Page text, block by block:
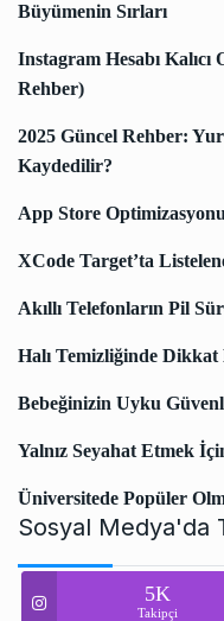
Büyümenin Sırları
Instagram Hesabı
Rehber)
2025 Güncel Rehber:
Kaydedilir?
App Store
XCode Target’ta
Akıllı Telefonların Pil
Halı Temizliğinde Dikkat
Bebeğinizin Uyku
Yalnız Seyahat Etmek
Üniversitede Popüler
Sosyal Medya'da
5K
Takipçi